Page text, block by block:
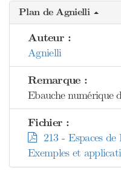
Plan de Agnielli
Auteur :
Agnielli
Remarque :
Ebauche numérique
Fichier :
213 - Espaces de
Exemples et